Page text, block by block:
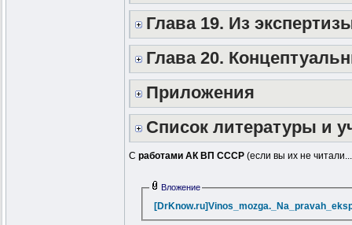
Глава 19. Из
Глава 20.
Приложения
Список литературы и
С работами АК ВП СССР (если вы их не
Вложение